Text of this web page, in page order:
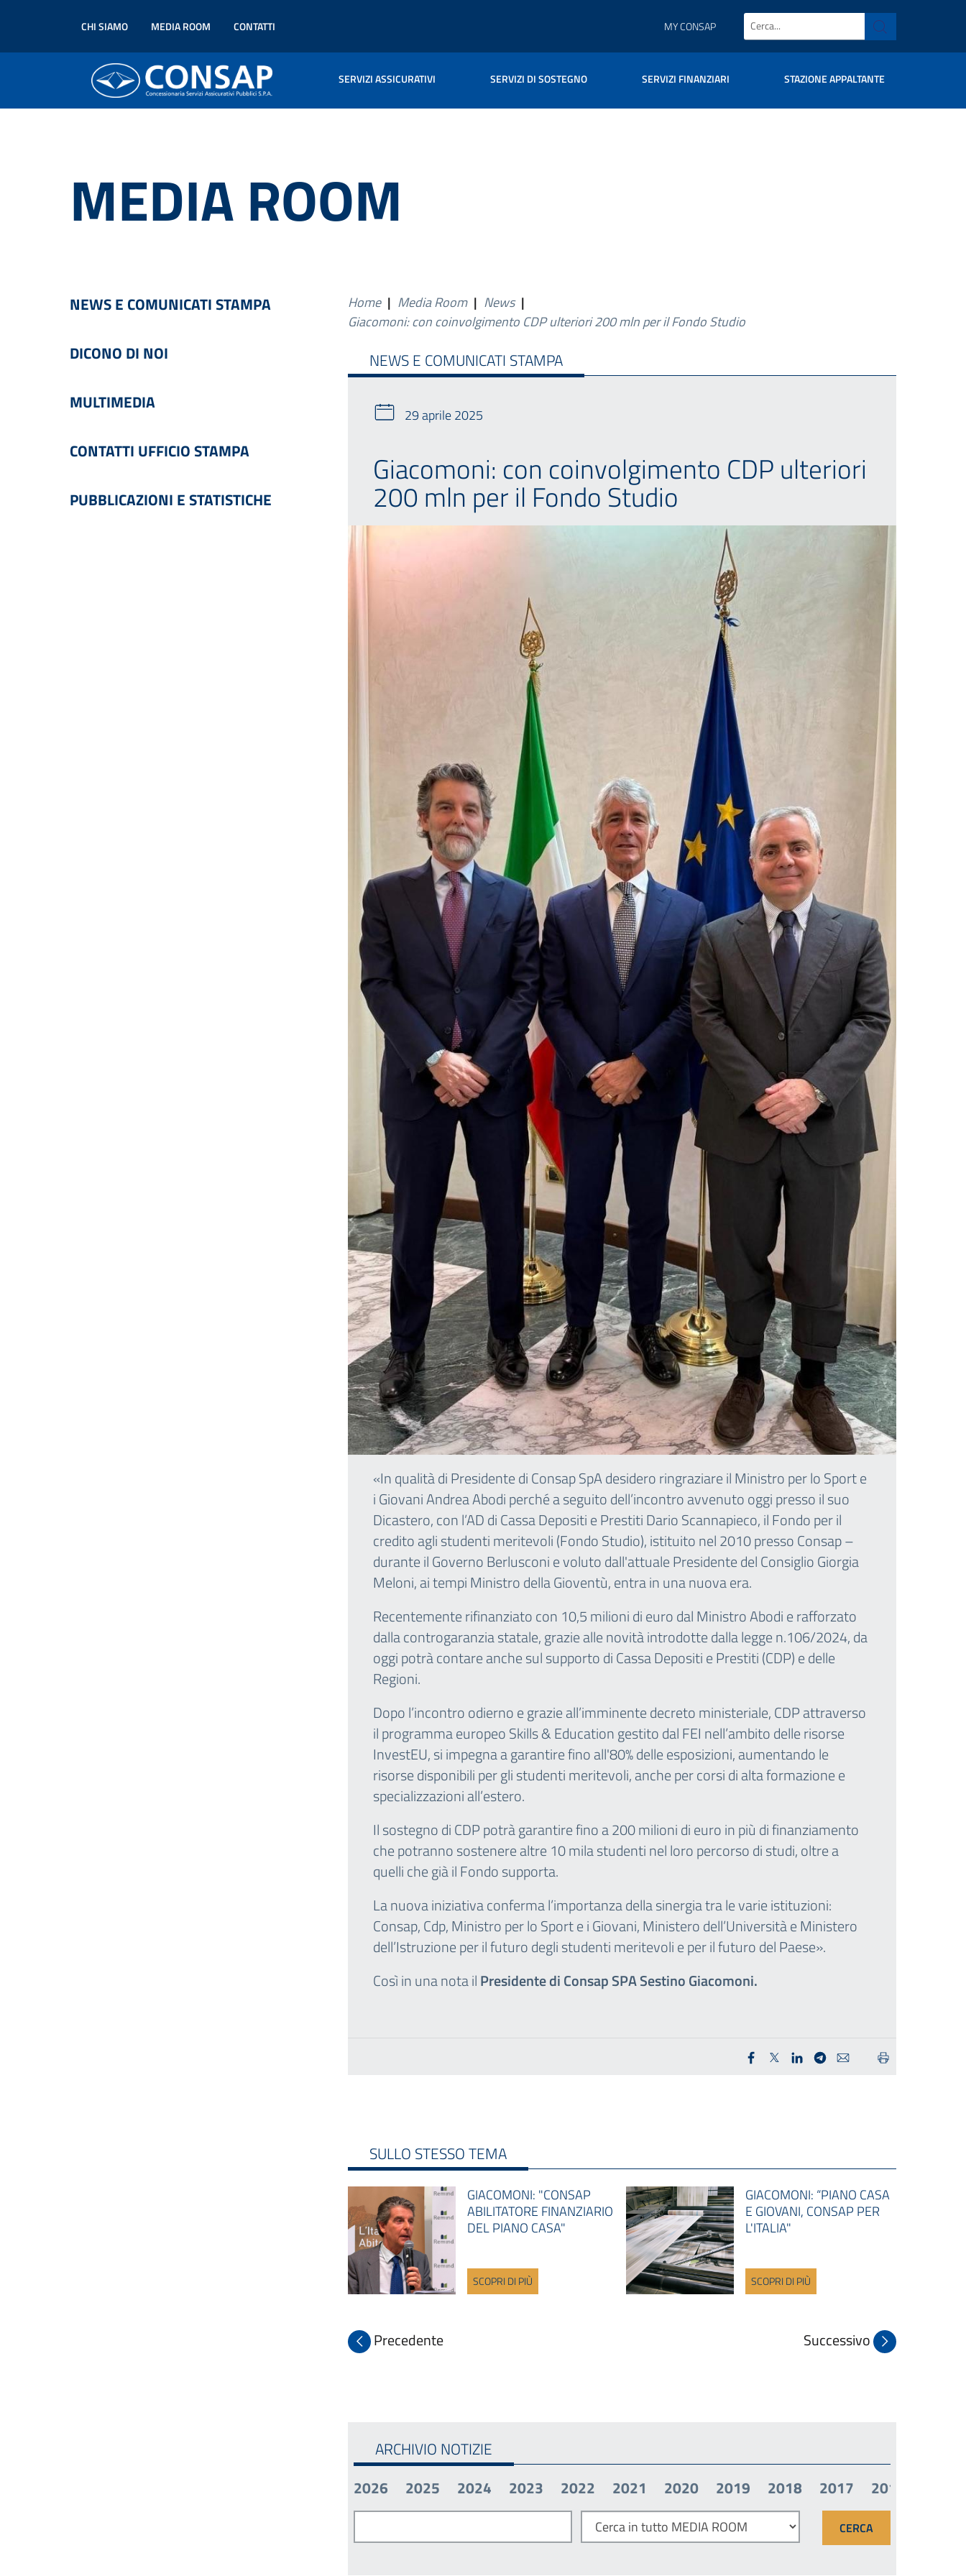
CHI SIAMO MEDIA ROOM CONTATTI MY CONSAP
SERVIZI ASSICURATIVI SERVIZI DI SOSTEGNO SERVIZI FINANZIARI STAZIONE APPALTANTE
MEDIA ROOM
NEWS E COMUNICATI STAMPA
DICONO DI NOI
MULTIMEDIA
CONTATTI UFFICIO STAMPA
PUBBLICAZIONI E STATISTICHE
Home | Media Room | News |
Giacomoni: con coinvolgimento CDP ulteriori 200 mln per il Fondo Studio
NEWS E COMUNICATI STAMPA
29 aprile 2025
Giacomoni: con coinvolgimento CDP ulteriori
200 mln per il Fondo Studio
«In qualità di Presidente di Consap SpA desidero ringraziare il Ministro per lo Sport e
i Giovani Andrea Abodi perché a seguito dell’incontro avvenuto oggi presso il suo
Dicastero, con l’AD di Cassa Depositi e Prestiti Dario Scannapieco, il Fondo per il
credito agli studenti meritevoli (Fondo Studio), istituito nel 2010 presso Consap –
durante il Governo Berlusconi e voluto dall'attuale Presidente del Consiglio Giorgia
Meloni, ai tempi Ministro della Gioventù, entra in una nuova era.
Recentemente rifinanziato con 10,5 milioni di euro dal Ministro Abodi e rafforzato
dalla controgaranzia statale, grazie alle novità introdotte dalla legge n.106/2024, da
oggi potrà contare anche sul supporto di Cassa Depositi e Prestiti (CDP) e delle
Regioni.
Dopo l’incontro odierno e grazie all’imminente decreto ministeriale, CDP attraverso
il programma europeo Skills & Education gestito dal FEI nell’ambito delle risorse
InvestEU, si impegna a garantire fino all'80% delle esposizioni, aumentando le
risorse disponibili per gli studenti meritevoli, anche per corsi di alta formazione e
specializzazioni all’estero.
Il sostegno di CDP potrà garantire fino a 200 milioni di euro in più di finanziamento
che potranno sostenere altre 10 mila studenti nel loro percorso di studi, oltre a
quelli che già il Fondo supporta.
La nuova iniziativa conferma l’importanza della sinergia tra le varie istituzioni:
Consap, Cdp, Ministro per lo Sport e i Giovani, Ministero dell’Università e Ministero
dell’Istruzione per il futuro degli studenti meritevoli e per il futuro del Paese».
Così in una nota ilPresidente di Consap SPA Sestino Giacomoni.
SULLO STESSO TEMA
GIACOMONI: "CONSAP
ABILITATORE FINANZIARIO
DEL PIANO CASA"
SCOPRI DI PIÙ
GIACOMONI: “PIANO CASA
E GIOVANI, CONSAP PER
L'ITALIA"
SCOPRI DI PIÙ
Precedente Successivo
ARCHIVIO NOTIZIE
2026 2025 2024 2023 2022 2021 2020 2019 2018 2017 2016